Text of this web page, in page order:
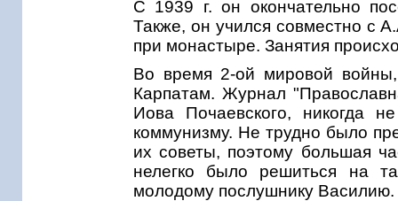
С 1939 г. он окончательно
Также, он учился совместно с
при монастыре. Занятия
Во время 2-ой мировой
Карпатам. Журнал
Иова Почаевского, никогда
коммунизму. Не трудно было
их советы, поэтому большая
нелегко было решиться на
молодому послушнику Василию.